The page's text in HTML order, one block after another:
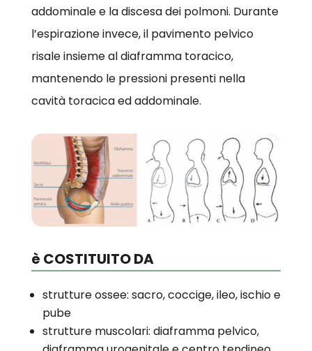
addominale e la discesa dei polmoni. Durante
l’espirazione invece, il pavimento pelvico
risale insieme al diaframma toracico,
mantenendo le pressioni presenti nella
cavità toracica ed addominale.
è COSTITUITO DA
strutture ossee: sacro, coccige, ileo, ischio e
pube
strutture muscolari: diaframma pelvico,